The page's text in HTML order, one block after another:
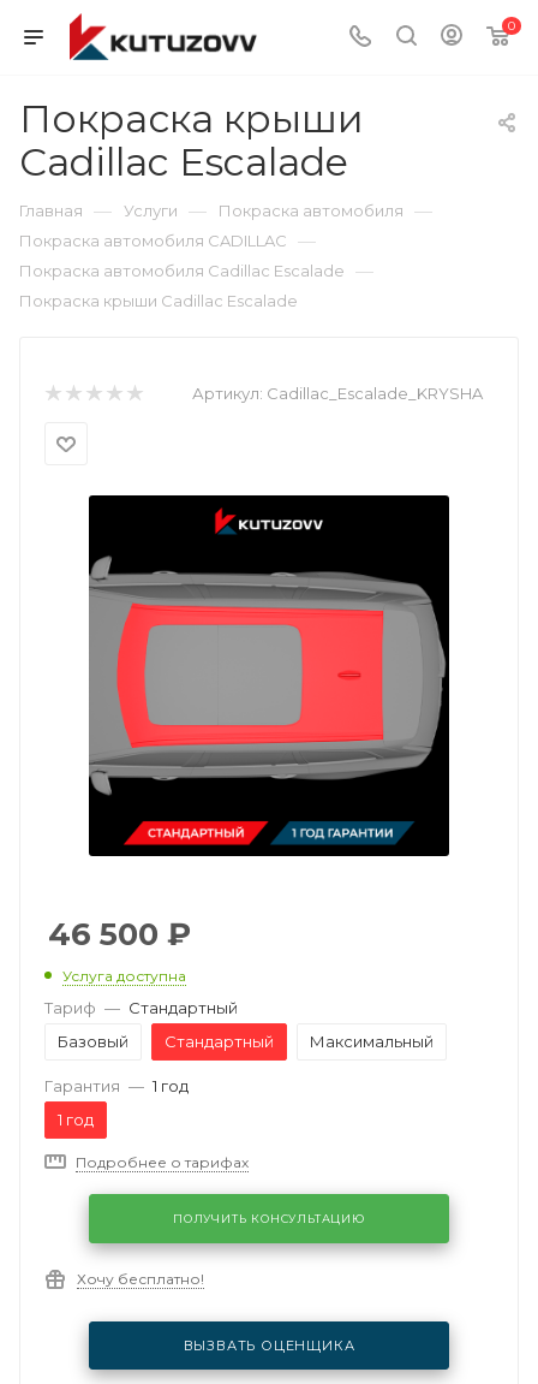
0
Покраска крыши
Cadillac Escalade
Главная — Услуги — Покраска автомобиля —
Покраска автомобиля CADILLAC —
Покраска автомобиля Cadillac Escalade —
Покраска крыши Cadillac Escalade
Артикул: Cadillac_Escalade_KRYSHA
46 500 ₽
Услуга доступна
Тариф — Стандартный
Базовый
Стандартный Максимальный
Гарантия — 1 год
1 год
Подробнее о тарифах
ПОЛУЧИТЬ КОНСУЛЬТАЦИЮ
Хочу бесплатно!
ВЫЗВАТЬ ОЦЕНЩИКА